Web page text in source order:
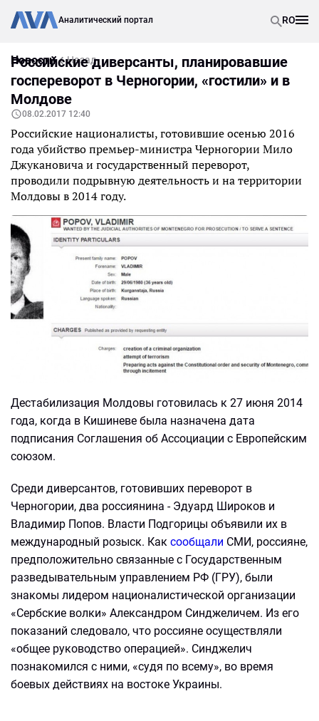
Аналитический портал RO
Новости Назад
Российские диверсанты, планировавшие
госпереворот в Черногории, «гостили» и в
Молдове
08.02.2017 12:40
Российские националисты, готовившие осенью 2016
года убийство премьер-министра Черногории Мило
Джукановича и государственный переворот,
проводили подрывную деятельность и на территории
Молдовы в 2014 году.
Дестабилизация Молдовы готовилась к 27 июня 2014
года, когда в Кишиневе была назначена дата
подписания Соглашения об Ассоциации с Европейским
союзом.
Среди диверсантов, готовивших переворот в
Черногории, два россиянина - Эдуард Широков и
Владимир Попов. Власти Подгорицы объявили их в
международный розыск. Как сообщали СМИ, россияне,
предположительно связанные с Государственным
разведывательным управлением РФ (ГРУ), были
знакомы лидером националистической организации
«Сербские волки» Александром Синджеличем. Из его
показаний следовало, что россияне​ осуществляли
«общее руководство операцией». Синджелич
познакомился с ними, «судя по всему», во время
боевых действиях на востоке Украины.​